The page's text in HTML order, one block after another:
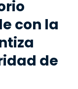
con la
de